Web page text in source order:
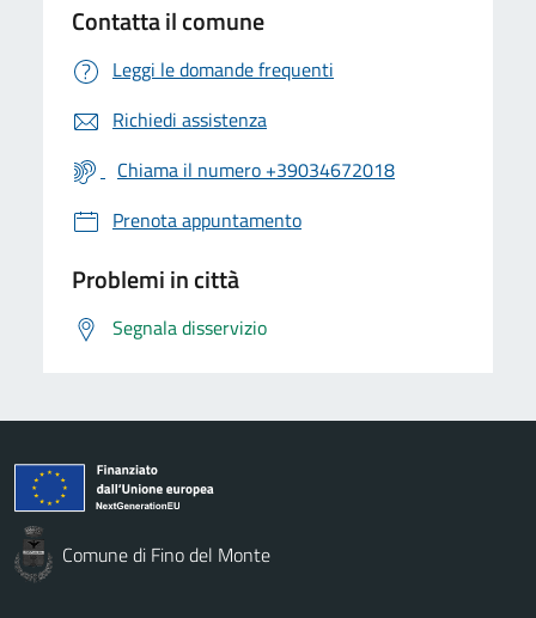
Contatta il comune
Leggi le domande frequenti
Richiedi assistenza
Chiama il numero +39034672018
Prenota appuntamento
Problemi in città
Segnala disservizio
Comune di Fino del Monte